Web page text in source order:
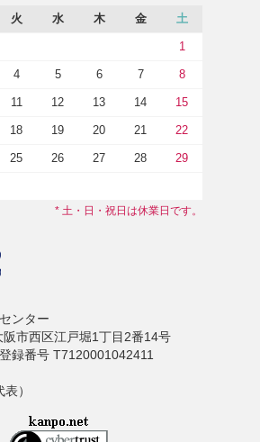
火 水 木 金 土
1
4 5 6 7 8
11 12 13 14 15
18 19 20 21 22
25 26 27 28 29
* 土・日・祝日は休業日です。
ンター
市西区江戸堀1丁目2番14号
録番号 T7120001042411
）